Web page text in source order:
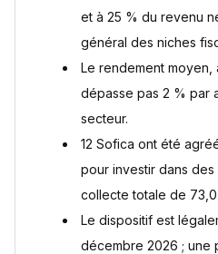
et à 25 % du revenu
général des niches
Le rendement moyen,
dépasse pas 2 % par
secteur.
12 Sofica ont été
pour investir dans
collecte totale de
Le dispositif est
décembre 2026 ; une